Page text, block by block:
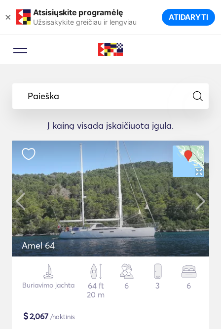
× Atsisiųskite programėlę
Užsisakykite greičiau ir lengviau ATIDARYTI
Paieška
Į kainą visada įskaičiuota įgula.
Amel 64
Buriavimo jachta
64 ft
20 m
6 3 6
$2,067 /naktinis